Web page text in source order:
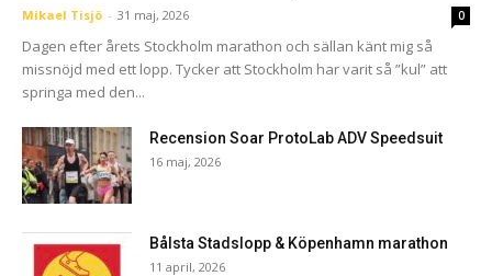
Mikael Tisjö - 31 maj, 2026 0
Dagen efter årets Stockholm marathon och sällan känt mig så
missnöjd med ett lopp. Tycker att Stockholm har varit så ”kul” att
springa med den...
Recension Soar ProtoLab ADV Speedsuit
16 maj, 2026
Bålsta Stadslopp & Köpenhamn marathon
11 april, 2026